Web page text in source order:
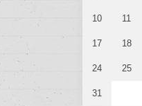
10 11
17 18
24 25
31